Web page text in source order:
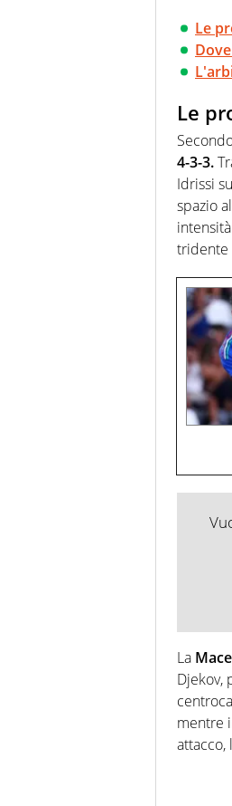
Le
Le
4-3-3.
Idrissi
spazio
tridente
La
Djekov,
mentre
attacco,